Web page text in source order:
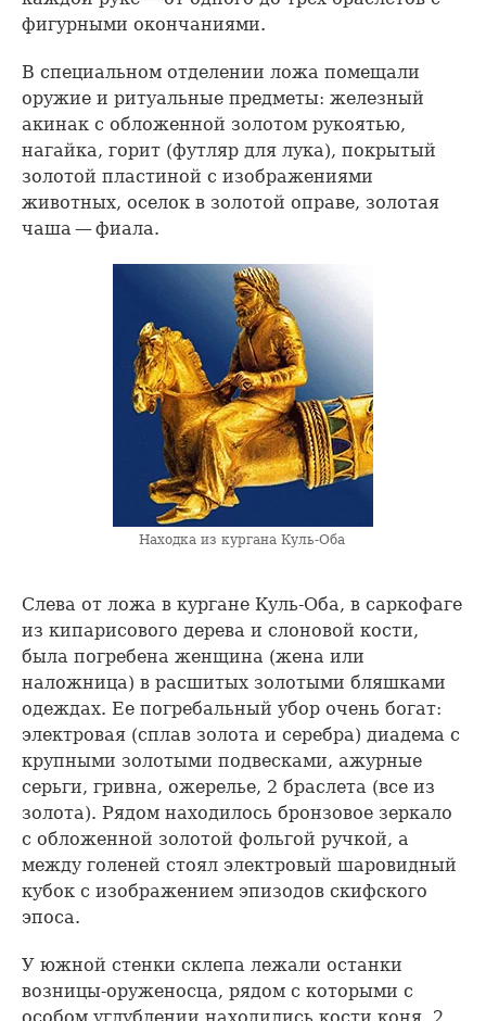
фигурными окончаниями.
В специальном отделении ложа помещали
оружие и ритуальные предметы: железный
акинак с обложенной золотом рукоятью,
нагайка, горит (футляр для лука), покрытый
золотой пластиной с изображениями
животных, оселок в золотой оправе, золотая
чаша — фиала.
Находка из кургана Куль-Оба
Слева от ложа в кургане Куль-Оба, в саркофаге
из кипарисового дерева и слоновой кости,
была погребена женщина (жена или
наложница) в расшитых золотыми бляшками
одеждах. Ее погребальный убор очень богат:
электровая (сплав золота и серебра) диадема с
крупными золотыми подвесками, ажурные
серьги, гривна, ожерелье, 2 браслета (все из
золота). Рядом находилось бронзовое зеркало
с обложенной золотой фольгой ручкой, а
между голеней стоял электровый шаровидный
кубок с изображением эпизодов скифского
эпоса.
У южной стенки склепа лежали останки
возницы-оруженосца, рядом с которыми с